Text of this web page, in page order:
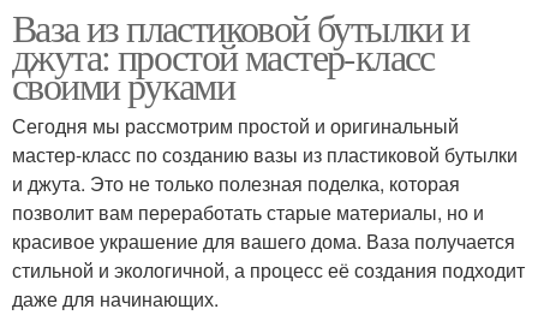
Ваза из пластиковой бутылки и
джута: простой мастер-класс
своими руками
Сегодня мы рассмотрим простой и оригинальный
мастер-класс по созданию вазы из пластиковой бутылки
и джута. Это не только полезная поделка, которая
позволит вам переработать старые материалы, но и
красивое украшение для вашего дома. Ваза получается
стильной и экологичной, а процесс её создания подходит
даже для начинающих.